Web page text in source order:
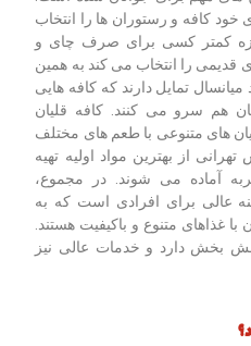
خود کافه و رستوران ها را انتخاب
کمتر کسی برای صرف چای و
قدیمی را انتخاب می کند به همین
تمایل دارند که کافه هایی
هم سرو می کنند. کافه قلیان
های متنوعی با طعم های مختلف
از بهترین مواد اولیه تهیه
آماده می شوند. در مجموع،
عالی برای افرادی است که به
غذاهای متنوع و باکیفیت هستند.
بخش دارد و خدمات عالی نیز